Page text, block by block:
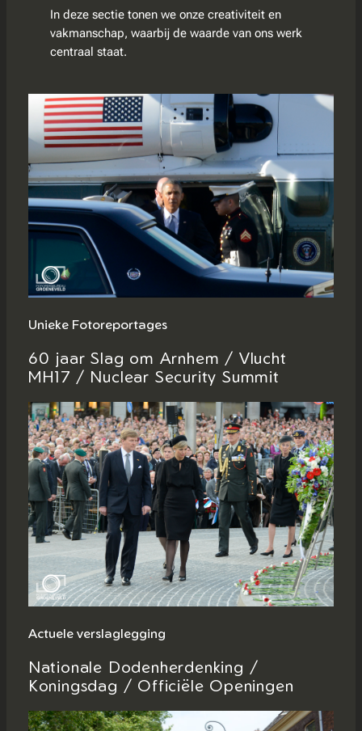
In deze sectie tonen we onze creativiteit en
vakmanschap, waarbij de waarde van ons werk
centraal staat.
Unieke Fotoreportages
60 jaar Slag om Arnhem / Vlucht
MH17 / Nuclear Security Summit
Actuele verslaglegging
Nationale Dodenherdenking /
Koningsdag / Officiële Openingen